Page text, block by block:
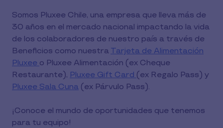
Somos Pluxee Chile, una empresa que lleva más de
30 años en el mercado nacional impactando la vida
de los colaboradores de nuestro país a través de
Beneficios como nuestra Tarjeta de Alimentación
Pluxee o Pluxee Alimentación (ex Cheque
Restaurante), Pluxee Gift Card (ex Regalo Pass) y
Pluxee Sala Cuna (ex Párvulo Pass).
¡Conoce el mundo de oportunidades que tenemos
para tu equipo!